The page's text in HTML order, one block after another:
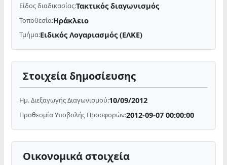
Είδος διαδικασίας:Τακτικός διαγωνισμός
Τοποθεσία:Ηράκλειο
Τμήμα:Ειδικός Λογαριασμός (ΕΛΚΕ)
Στοιχεία δημοσίευσης
Ημ. Διεξαγωγής Διαγωνισμού:10/09/2012
Προθεσμία Υποβολής Προσφορών:2012-09-07 00:00:00
Οικονομικά στοιχεία